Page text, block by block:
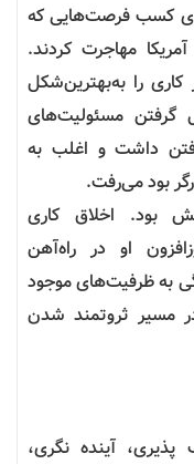
کسب فرصت‌هایی که
مهاجرت کردند.
کاری را به‌بهترین‌شکل
گرفتن مسئولیت‌های
داشت و اغلب به
بود می‌رفت.
بود. اخلاق کاری
او در راه‌آهن
به ظرفیت‌های موجود
مسیر ثروتمند شدن
آینده نگری،